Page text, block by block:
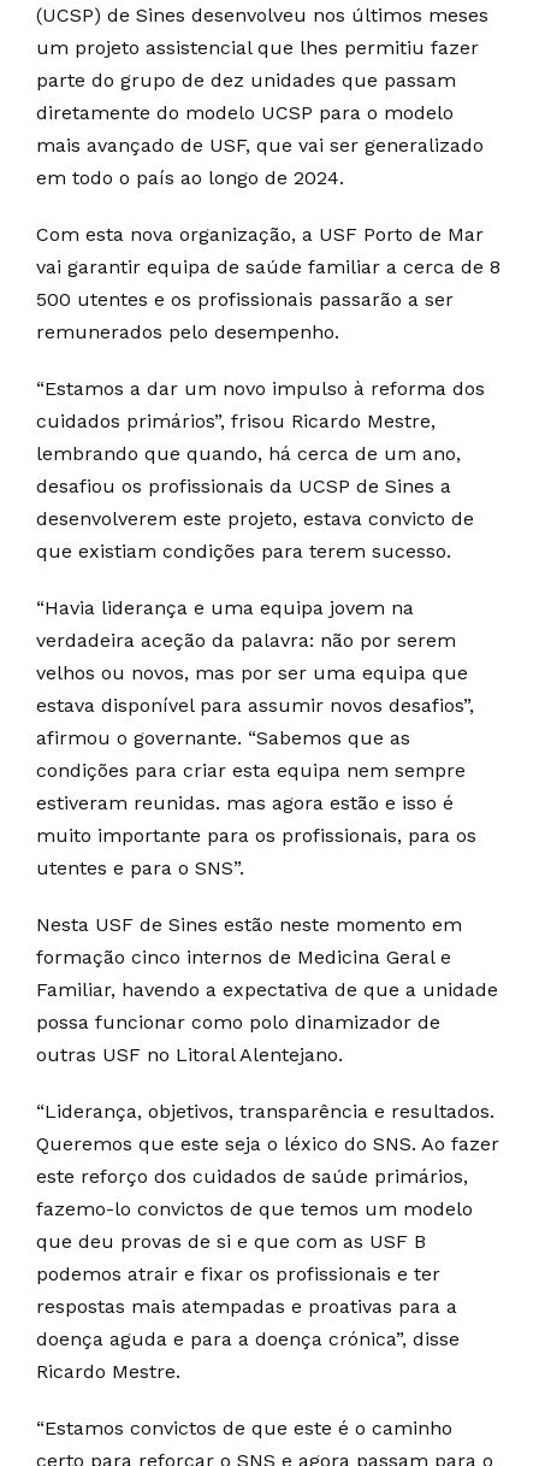
(UCSP) de Sines desenvolveu nos últimos meses
um projeto assistencial que lhes permitiu fazer
parte do grupo de dez unidades que passam
diretamente do modelo UCSP para o modelo
mais avançado de USF, que vai ser generalizado
em todo o país ao longo de 2024.
Com esta nova organização, a USF Porto de Mar
vai garantir equipa de saúde familiar a cerca de 8
500 utentes e os profissionais passarão a ser
remunerados pelo desempenho.
“Estamos a dar um novo impulso à reforma dos
cuidados primários”, frisou Ricardo Mestre,
lembrando que quando, há cerca de um ano,
desafiou os profissionais da UCSP de Sines a
desenvolverem este projeto, estava convicto de
que existiam condições para terem sucesso.
“Havia liderança e uma equipa jovem na
verdadeira aceção da palavra: não por serem
velhos ou novos, mas por ser uma equipa que
estava disponível para assumir novos desafios”,
afirmou o governante. “Sabemos que as
condições para criar esta equipa nem sempre
estiveram reunidas. mas agora estão e isso é
muito importante para os profissionais, para os
utentes e para o SNS”.
Nesta USF de Sines estão neste momento em
formação cinco internos de Medicina Geral e
Familiar, havendo a expectativa de que a unidade
possa funcionar como polo dinamizador de
outras USF no Litoral Alentejano.
“Liderança, objetivos, transparência e resultados.
Queremos que este seja o léxico do SNS. Ao fazer
este reforço dos cuidados de saúde primários,
fazemo-lo convictos de que temos um modelo
que deu provas de si e que com as USF B
podemos atrair e fixar os profissionais e ter
respostas mais atempadas e proativas para a
doença aguda e para a doença crónica”, disse
Ricardo Mestre.
“Estamos convictos de que este é o caminho
certo para reforçar o SNS e agora passam para o